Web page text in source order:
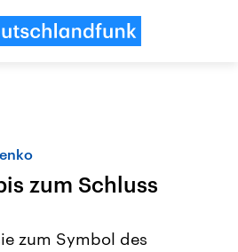
zum Schluss
zum Symbol des